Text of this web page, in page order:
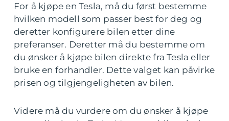
For å kjøpe en Tesla, må du først bestemme
hvilken modell som passer best for deg og
deretter konfigurere bilen etter dine
preferanser. Deretter må du bestemme om
du ønsker å kjøpe bilen direkte fra Tesla eller
bruke en forhandler. Dette valget kan påvirke
prisen og tilgjengeligheten av bilen.
Videre må du vurdere om du ønsker å kjøpe